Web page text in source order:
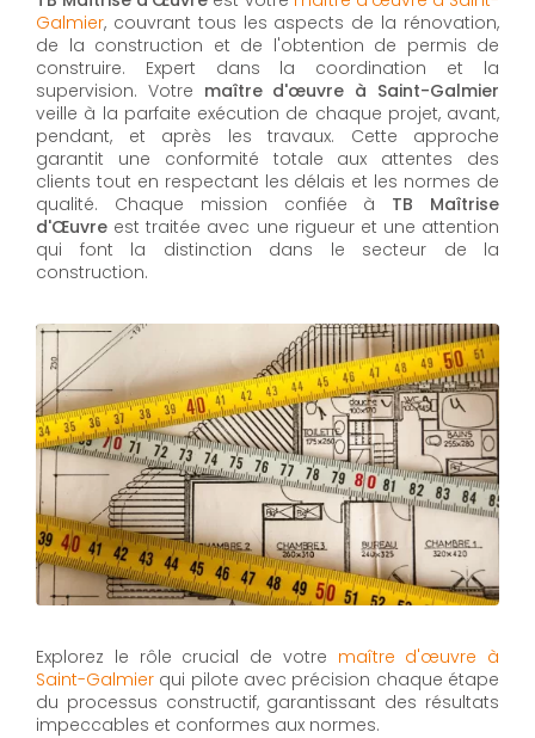
Galmier, couvrant tous les aspects de la rénovation,
de la construction et de l'obtention de permis de
construire. Expert dans la coordination et la
supervision. Votre maître d'œuvre à Saint-Galmier
veille à la parfaite exécution de chaque projet, avant,
pendant, et après les travaux. Cette approche
garantit une conformité totale aux attentes des
clients tout en respectant les délais et les normes de
qualité. Chaque mission confiée à TB Maîtrise
d'Œuvre est traitée avec une rigueur et une attention
qui font la distinction dans le secteur de la
construction.
Explorez le rôle crucial de votre maître d'œuvre à
Saint-Galmier qui pilote avec précision chaque étape
du processus constructif, garantissant des résultats
impeccables et conformes aux normes.